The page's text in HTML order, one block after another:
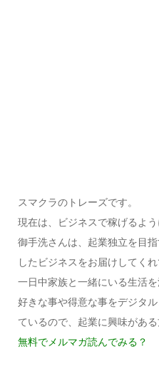
スマクラのトレーズです。
現在は、ビジネスで稼げるよう
御手洗さんは、起業独立を目
したビジネスをお届けしてくれ
一日中家族と一緒にいる生活
好きな事や得意な事をデジタ
ているので、起業に興味があ
無料でメルマガ読んでみる？